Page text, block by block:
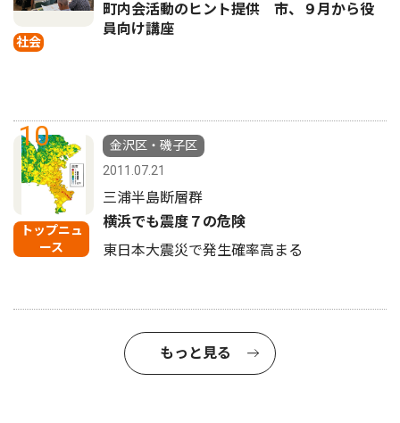
社会
町内会活動のヒント提供 市、９月から役
員向け講座
10
トップニュ
ース
金沢区・磯子区
2011.07.21
三浦半島断層群
横浜でも震度７の危険
東日本大震災で発生確率高まる
もっと見る